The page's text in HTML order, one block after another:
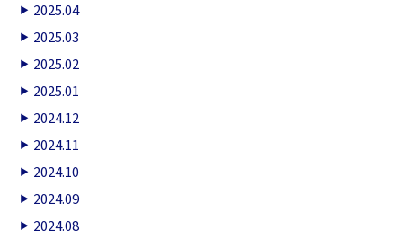
2025.04
2025.03
2025.02
2025.01
2024.12
2024.11
2024.10
2024.09
2024.08